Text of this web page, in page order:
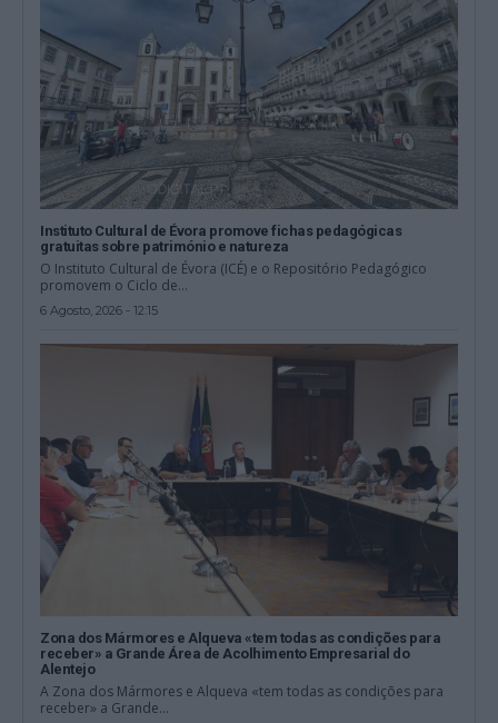
Instituto Cultural de Évora promove fichas pedagógicas
gratuitas sobre património e natureza
O Instituto Cultural de Évora (ICÉ) e o Repositório Pedagógico
promovem o Ciclo de...
6 Agosto, 2026 - 12:15
Zona dos Mármores e Alqueva «tem todas as condições para
receber» a Grande Área de Acolhimento Empresarial do
Alentejo
A Zona dos Mármores e Alqueva «tem todas as condições para
receber» a Grande...